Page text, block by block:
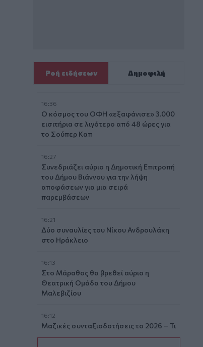
Ροή ειδήσεων Δημοφιλή
16:36
Ο κόσμος του ΟΦΗ «εξαφάνισε» 3.000
εισιτήρια σε λιγότερο από 48 ώρες για
το Σούπερ Καπ
16:27
Συνεδριάζει αύριο η Δημοτική Επιτροπή
του Δήμου Βιάννου για την λήψη
αποφάσεων για μια σειρά
παρεμβάσεων
16:21
Δύο συναυλίες του Νίκου Ανδρουλάκη
στο Ηράκλειο
16:13
Στο Μάραθος θα βρεθεί αύριο η
Θεατρική Ομάδα του Δήμου
Μαλεβιζίου
16:12
Μαζικές συνταξιοδοτήσεις το 2026 – Τι
οδηγεί χιλιάδες εργαζόμενους στην